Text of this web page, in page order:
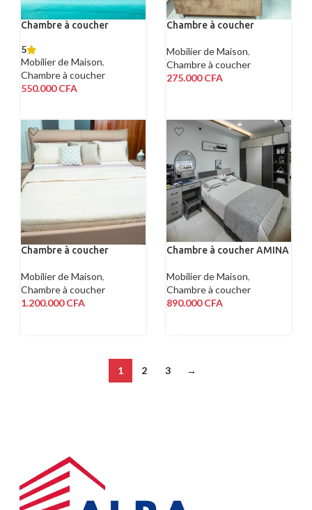
Chambre à coucher
5
Mobilier de Maison,
Chambre à coucher
550.000CFA
Chambre à coucher
Mobilier de Maison,
Chambre à coucher
275.000CFA
Chambre à coucher
Mobilier de Maison,
Chambre à coucher
1.200.000CFA
Chambre à coucher AMINA
Mobilier de Maison,
Chambre à coucher
890.000CFA
1 2 3 →